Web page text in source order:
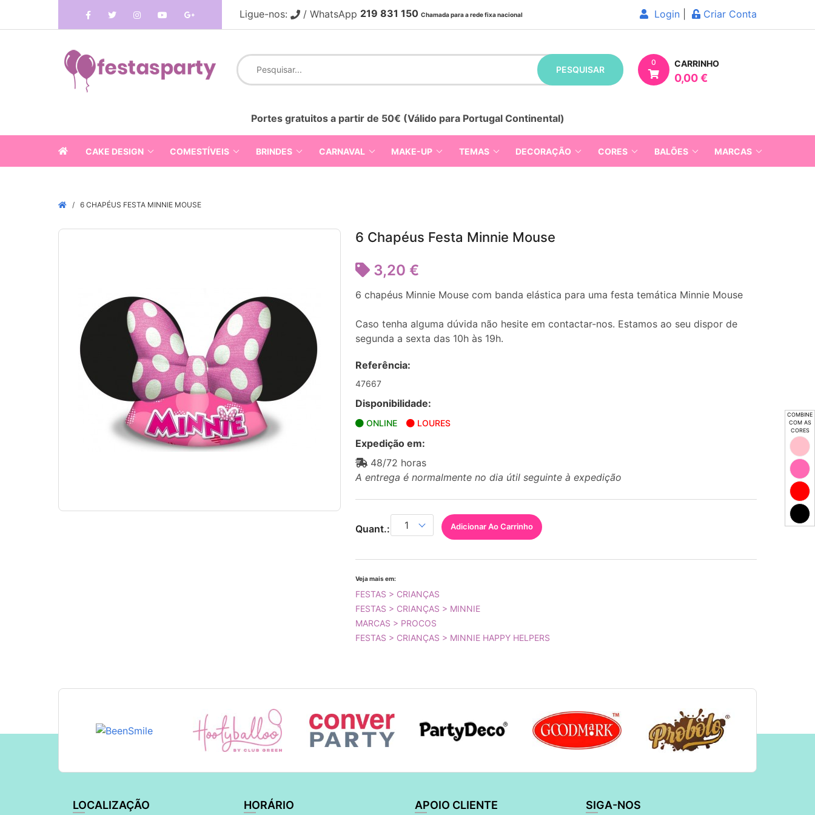
COMBINE
COM AS
CORES
Ligue-nos: / WhatsApp 219 831 150 Chamada para a rede fixa nacional Login Criar Conta
PESQUISAR
0 CARRINHO
0,00 €
Portes gratuitos a partir de 50€ (Válido para Portugal Continental)
CAKE DESIGN COMESTÍVEIS BRINDES CARNAVAL MAKE-UP TEMAS DECORAÇÃO CORES BALÕES MARCAS
6 CHAPÉUS FESTA MINNIE MOUSE
6 Chapéus Festa Minnie Mouse
3,20 €
6 chapéus Minnie Mouse com banda elástica para uma festa temática Minnie Mouse
Caso tenha alguma dúvida não hesite em contactar-nos. Estamos ao seu dispor de
segunda a sexta das 10h às 19h.
Referência:
47667
Disponibilidade:
ONLINE LOURES
Expedição em:
48/72 horas
A entrega é normalmente no dia útil seguinte à expedição
Quant.: Adicionar Ao Carrinho
Veja mais em:
FESTAS > CRIANÇAS
FESTAS > CRIANÇAS > MINNIE
MARCAS > PROCOS
FESTAS > CRIANÇAS > MINNIE HAPPY HELPERS
LOCALIZAÇÃO HORÁRIO APOIO CLIENTE SIGA-NOS